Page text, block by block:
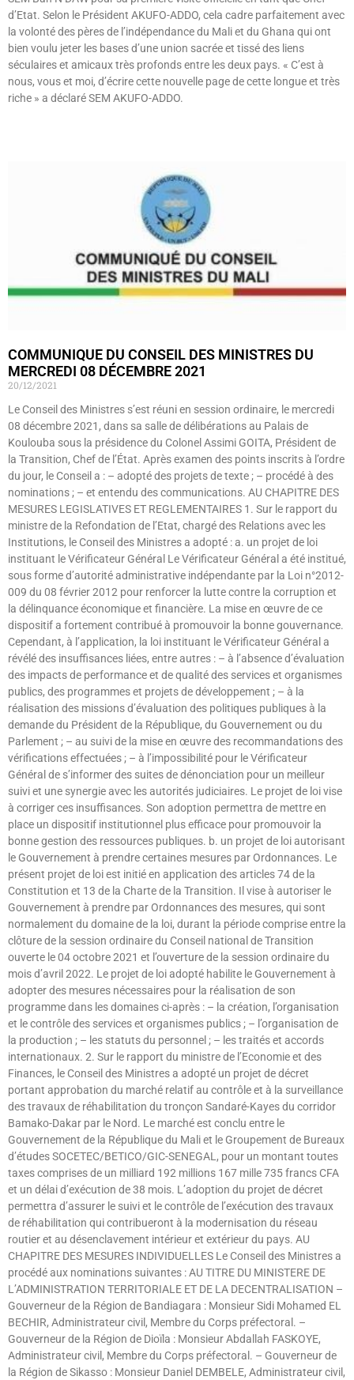
d’Etat. Selon le Président AKUFO-ADDO, cela cadre parfaitement avec
la volonté des pères de l’indépendance du Mali et du Ghana qui ont
bien voulu jeter les bases d’une union sacrée et tissé des liens
séculaires et amicaux très profonds entre les deux pays. « C’est à
nous, vous et moi, d’écrire cette nouvelle page de cette longue et très
riche » a déclaré SEM AKUFO-ADDO.
COMMUNIQUE DU CONSEIL DES MINISTRES DU
MERCREDI 08 DÉCEMBRE 2021
20/12/2021
Le Conseil des Ministres s’est réuni en session ordinaire, le mercredi
08 décembre 2021, dans sa salle de délibérations au Palais de
Koulouba sous la présidence du Colonel Assimi GOITA, Président de
la Transition, Chef de l’État. Après examen des points inscrits à l’ordre
du jour, le Conseil a : – adopté des projets de texte ; – procédé à des
nominations ; – et entendu des communications. AU CHAPITRE DES
MESURES LEGISLATIVES ET REGLEMENTAIRES 1. Sur le rapport du
ministre de la Refondation de l’Etat, chargé des Relations avec les
Institutions, le Conseil des Ministres a adopté : a. un projet de loi
instituant le Vérificateur Général Le Vérificateur Général a été institué,
sous forme d’autorité administrative indépendante par la Loi n°2012-
009 du 08 février 2012 pour renforcer la lutte contre la corruption et
la délinquance économique et financière. La mise en œuvre de ce
dispositif a fortement contribué à promouvoir la bonne gouvernance.
Cependant, à l’application, la loi instituant le Vérificateur Général a
révélé des insuffisances liées, entre autres : – à l’absence d’évaluation
des impacts de performance et de qualité des services et organismes
publics, des programmes et projets de développement ; – à la
réalisation des missions d’évaluation des politiques publiques à la
demande du Président de la République, du Gouvernement ou du
Parlement ; – au suivi de la mise en œuvre des recommandations des
vérifications effectuées ; – à l’impossibilité pour le Vérificateur
Général de s’informer des suites de dénonciation pour un meilleur
suivi et une synergie avec les autorités judiciaires. Le projet de loi vise
à corriger ces insuffisances. Son adoption permettra de mettre en
place un dispositif institutionnel plus efficace pour promouvoir la
bonne gestion des ressources publiques. b. un projet de loi autorisant
le Gouvernement à prendre certaines mesures par Ordonnances. Le
présent projet de loi est initié en application des articles 74 de la
Constitution et 13 de la Charte de la Transition. Il vise à autoriser le
Gouvernement à prendre par Ordonnances des mesures, qui sont
normalement du domaine de la loi, durant la période comprise entre la
clôture de la session ordinaire du Conseil national de Transition
ouverte le 04 octobre 2021 et l’ouverture de la session ordinaire du
mois d’avril 2022. Le projet de loi adopté habilite le Gouvernement à
adopter des mesures nécessaires pour la réalisation de son
programme dans les domaines ci-après : – la création, l’organisation
et le contrôle des services et organismes publics ; – l’organisation de
la production ; – les statuts du personnel ; – les traités et accords
internationaux. 2. Sur le rapport du ministre de l’Economie et des
Finances, le Conseil des Ministres a adopté un projet de décret
portant approbation du marché relatif au contrôle et à la surveillance
des travaux de réhabilitation du tronçon Sandaré-Kayes du corridor
Bamako-Dakar par le Nord. Le marché est conclu entre le
Gouvernement de la République du Mali et le Groupement de Bureaux
d’études SOCETEC/BETICO/GIC-SENEGAL, pour un montant toutes
taxes comprises de un milliard 192 millions 167 mille 735 francs CFA
et un délai d’exécution de 38 mois. L’adoption du projet de décret
permettra d’assurer le suivi et le contrôle de l’exécution des travaux
de réhabilitation qui contribueront à la modernisation du réseau
routier et au désenclavement intérieur et extérieur du pays. AU
CHAPITRE DES MESURES INDIVIDUELLES Le Conseil des Ministres a
procédé aux nominations suivantes : AU TITRE DU MINISTERE DE
L’ADMINISTRATION TERRITORIALE ET DE LA DECENTRALISATION –
Gouverneur de la Région de Bandiagara : Monsieur Sidi Mohamed EL
BECHIR, Administrateur civil, Membre du Corps préfectoral. –
Gouverneur de la Région de Dioïla : Monsieur Abdallah FASKOYE,
Administrateur civil, Membre du Corps préfectoral. – Gouverneur de
la Région de Sikasso : Monsieur Daniel DEMBELE, Administrateur civil,